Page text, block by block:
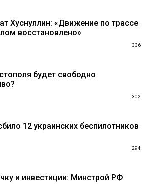
Хуснуллин: «Движение по трассе
восстановлено»
336
будет свободно
302
12 украинских беспилотников
294
и инвестиции: Минстрой РФ